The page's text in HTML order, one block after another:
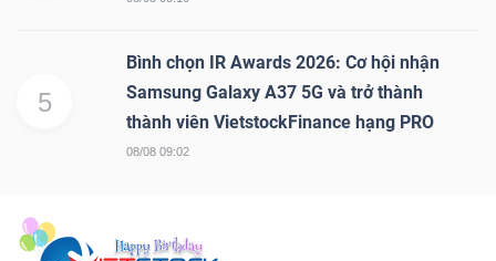
5
Bình chọn IR Awards 2026: Cơ hội nhận
Samsung Galaxy A37 5G và trở thành
thành viên VietstockFinance hạng PRO
08/08 09:02